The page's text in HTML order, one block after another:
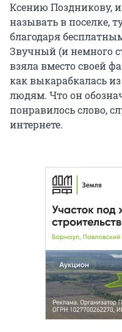
Ксению Поздникову,
называть в поселке,
благодаря
Звучный (и немного
взяла вместо своей
как выкарабкалась
людям. Что он
понравилось слово,
интернете.